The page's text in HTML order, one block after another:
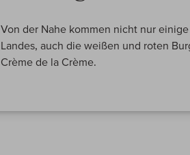
Von der Nahe kommen nicht nur
Landes, auch die weißen und roten
Crème de la Crème.